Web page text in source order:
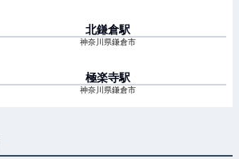
北鎌倉駅
神奈川県鎌倉市
極楽寺駅
神奈川県鎌倉市